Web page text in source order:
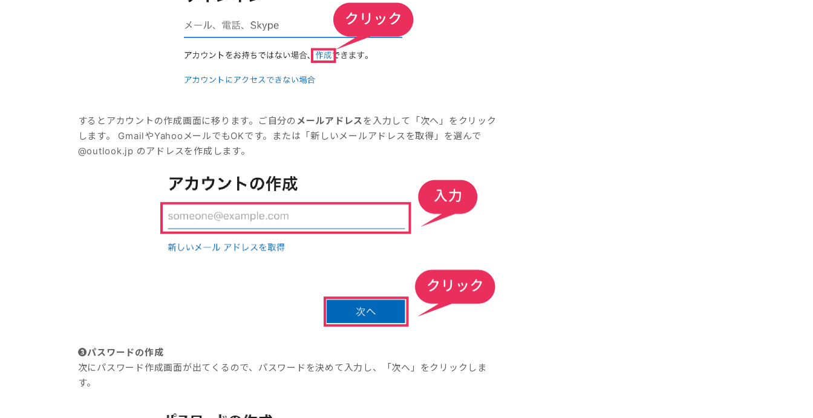
するとアカウントの作成画面に移ります。ご自分の メールアドレスを入力して「次へ」をクリック
します。 GmailやYahooメールでもOKです。または「新しいメールアドレスを取得」を選んで
@outlook.jp のアドレスを作成します。
❸パスワードの作成
次にパスワード作成画面が出てくるので、パスワードを決めて入力し、「次へ」をクリックしま
す。